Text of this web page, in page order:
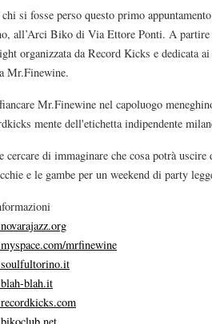
si fosse perso questo primo
all’Arci Biko di Via Ettore Ponti. A partire
organizzata da Record Kicks e dedicata
Mr.Finewine.
Mr.Finewine nel capoluogo
mente dell'etichetta indipendente
cercare di immaginare che cosa potrà
e le gambe per un weekend di party
mrfinewine
blah.it